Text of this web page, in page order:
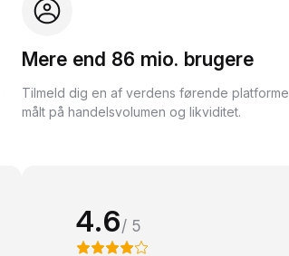
Mere end 86 mio. brugere
Tilmeld dig en af verdens førende platforme
målt på handelsvolumen og likviditet.
4.6/ 5